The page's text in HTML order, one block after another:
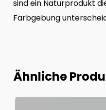
sind ein Naturprodukt
Farbgebung
Ähnliche